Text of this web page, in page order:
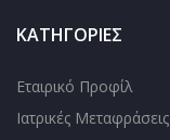
ΚΑΤΗΓΟΡΊΕΣ
Εταιρικό Προφίλ
Ιατρικές Μεταφράσεις